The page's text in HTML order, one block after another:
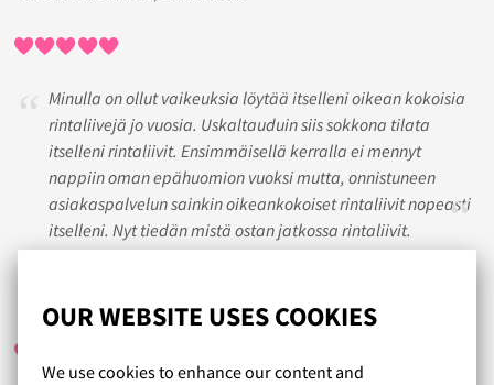
OUR WEBSITE USES COOKIES
We use cookies to enhance our content and
Minulla on ollut vaikeuksia löytää itselleni oikean kokoisia
rintaliivejä jo vuosia. Uskaltauduin siis sokkona tilata
itselleni rintaliivit. Ensimmäisellä kerralla ei mennyt
nappiin oman epähuomion vuoksi mutta, onnistuneen
asiakaspalvelun sainkin oikeankokoiset rintaliivit nopeasti
itselleni. Nyt tiedän mistä ostan jatkossa rintaliivit.